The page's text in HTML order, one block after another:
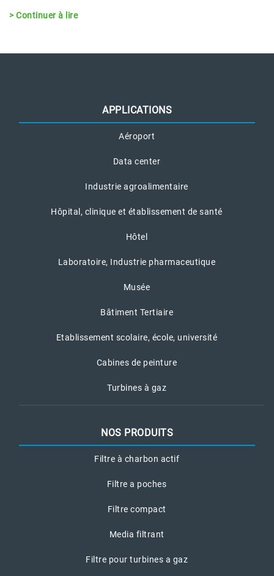
> Continuer à lire
APPLICATIONS
Aéroport
Data center
Industrie agroalimentaire
Hôpital, clinique et établissement de santé
Hôtel
Laboratoire, Industrie pharmaceutique
Musée
Bâtiment Tertiaire
Etablissement scolaire, école, université
Cabines de peinture
Turbines à gaz
NOS PRODUITS
Filtre à charbon actif
Filtre a poches
Filtre compact
Media filtrant
Filtre pour turbines a gaz